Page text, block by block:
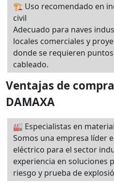
🏗️ Uso recomendado en
civil
Adecuado para naves
locales comerciales y
donde se requieren
cableado.
Ventajas de
DAMAXA
🏭 Especialistas en
Somos una empresa líder
eléctrico para el sector
experiencia en soluciones
riesgo y prueba de